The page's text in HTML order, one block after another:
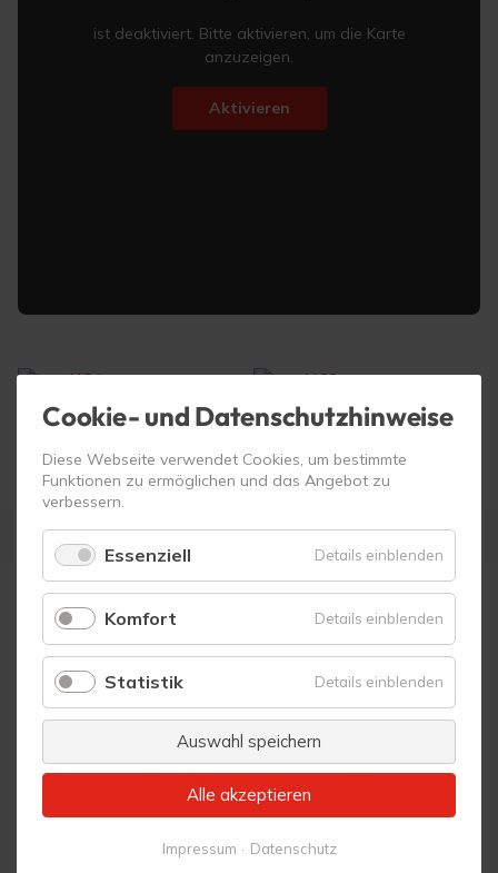
ist deaktiviert. Bitte aktivieren, um die Karte
anzuzeigen.
Aktivieren
Vielen Dank an unsere Ermöglicher:
Cookie- und Datenschutzhinweise
Diese Webseite verwendet Cookies, um bestimmte
Funktionen zu ermöglichen und das Angebot zu
verbessern.
Essenziell Details einblenden
Komfort Details einblenden
Komfort
Statistik Details einblenden
Statistik
Auswahl speichern
Alle akzeptieren
Impressum Datenschutz